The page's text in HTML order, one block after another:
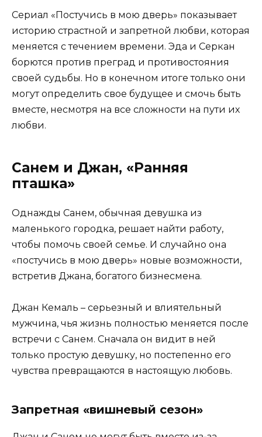
Сериал «Постучись в мою дверь» показывает
историю страстной и запретной любви, которая
меняется с течением времени. Эда и Серкан
борются против преград и противостояния
своей судьбы. Но в конечном итоге только они
могут определить свое будущее и смочь быть
вместе, несмотря на все сложности на пути их
любви.
Санем и Джан, «Ранняя
пташка»
Однажды Санем, обычная девушка из
маленького городка, решает найти работу,
чтобы помочь своей семье. И случайно она
«постучись в мою дверь» новые возможности,
встретив Джана, богатого бизнесмена.
Джан Кемаль – серьезный и влиятельный
мужчина, чья жизнь полностью меняется после
встречи с Санем. Сначала он видит в ней
только простую девушку, но постепенно его
чувства превращаются в настоящую любовь.
Запретная «вишневый сезон»